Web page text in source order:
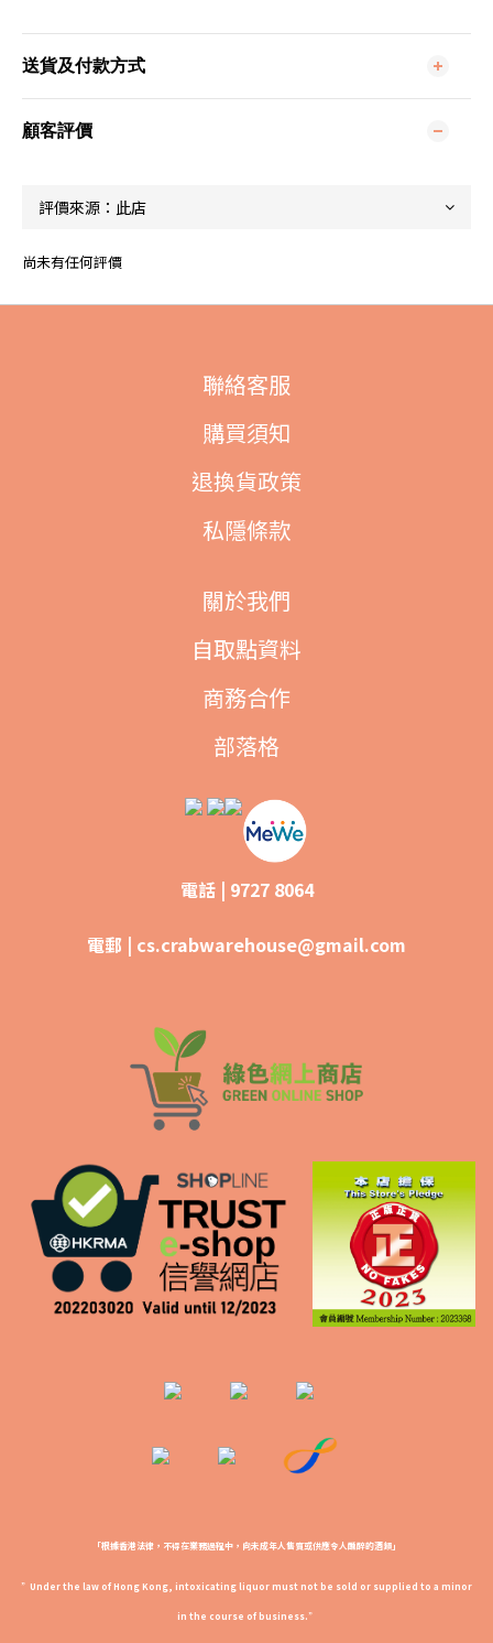
送貨及付款方式
顧客評價
尚未有任何評價
聯絡客服
購買須知
退換貨政策
私隱條款
關於我們
自取點資料
商務合作
部落格
電話 | 9727 8064
電郵 | cs.crabwarehouse@gmail.com
「根據香港法律，不得在業務過程中，向未成年人售賣或供應令人醺醉的酒類」
”Under the law of Hong Kong, intoxicating liquor must not be sold or supplied to a minor
in the course of business.”